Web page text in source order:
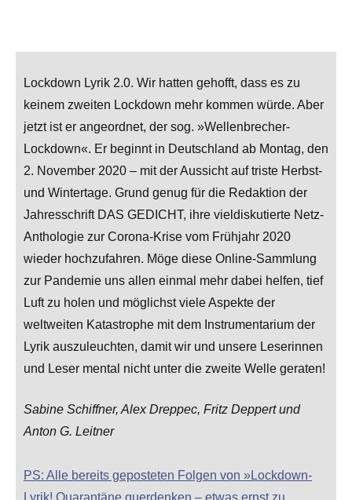
Lockdown Lyrik 2.0. Wir hatten gehofft, dass es zu
keinem zweiten Lockdown mehr kommen würde. Aber
jetzt ist er angeordnet, der sog. »Wellenbrecher-
Lockdown«. Er beginnt in Deutschland ab Montag, den
2. November 2020 – mit der Aussicht auf triste Herbst-
und Wintertage. Grund genug für die Redaktion der
Jahresschrift DAS GEDICHT, ihre vieldiskutierte Netz-
Anthologie zur Corona-Krise vom Frühjahr 2020
wieder hochzufahren. Möge diese Online-Sammlung
zur Pandemie uns allen einmal mehr dabei helfen, tief
Luft zu holen und möglichst viele Aspekte der
weltweiten Katastrophe mit dem Instrumentarium der
Lyrik auszuleuchten, damit wir und unsere Leserinnen
und Leser mental nicht unter die zweite Welle geraten!
Sabine Schiffner, Alex Dreppec, Fritz Deppert und
Anton G. Leitner
PS: Alle bereits geposteten Folgen von »Lockdown-